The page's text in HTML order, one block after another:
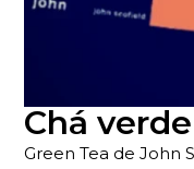
Chá
Green Tea de John